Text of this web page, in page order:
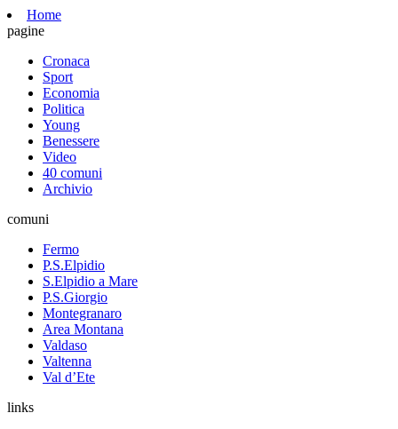
Home
pagine
Cronaca
Sport
Economia
Politica
Young
Benessere
Video
40 comuni
Archivio
comuni
Fermo
P.S.Elpidio
S.Elpidio a Mare
P.S.Giorgio
Montegranaro
Area Montana
Valdaso
Valtenna
Val d’Ete
links